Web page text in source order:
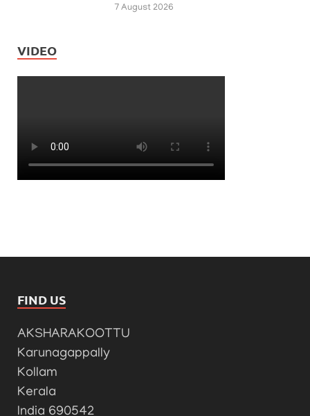
7 August 2026
VIDEO
FIND US
AKSHARAKOOTTU
Karunagappally
Kollam
Kerala
India 690542